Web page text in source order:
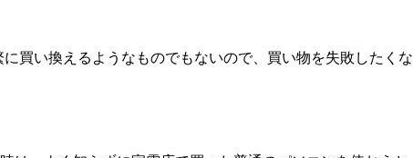
買い換えるようなものでもないので、買い物を失敗したくな